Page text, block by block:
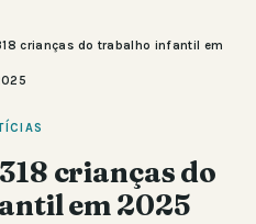
crianças do trabalho infantil em
crianças do
em 2025